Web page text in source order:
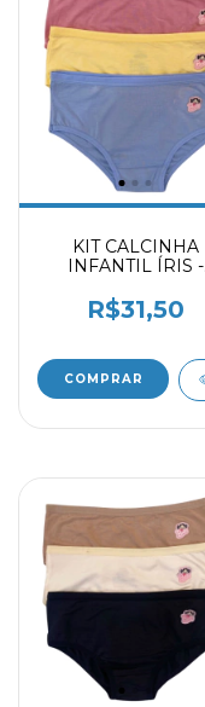
KIT CALCINHA
INFANTIL ÍRIS -
FROZEN 2059403
R$31,50
COMPRAR